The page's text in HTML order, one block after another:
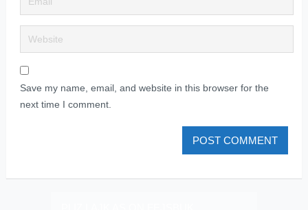
Save my name, email, and website in this browser for the
next time I comment.